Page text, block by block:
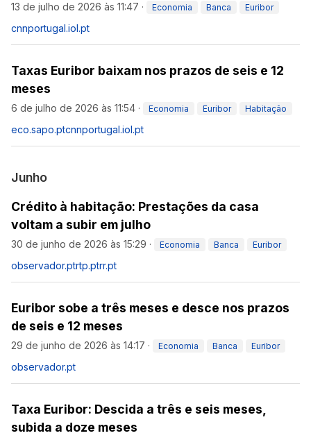
13 de julho de 2026 às 11:47 · Economia Banca Euribor
cnnportugal.iol.pt
Taxas Euribor baixam nos prazos de seis e 12
meses
6 de julho de 2026 às 11:54 · Economia Euribor Habitação
eco.sapo.ptcnnportugal.iol.pt
Junho
Crédito à habitação: Prestações da casa
voltam a subir em julho
30 de junho de 2026 às 15:29 · Economia Banca Euribor
observador.ptrtp.ptrr.pt
Euribor sobe a três meses e desce nos prazos
de seis e 12 meses
29 de junho de 2026 às 14:17 · Economia Banca Euribor
observador.pt
Taxa Euribor: Descida a três e seis meses,
subida a doze meses